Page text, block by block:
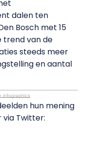
dalen ten
Bosch met 15
trend van de
steeds meer
en aantal
infographics
hun mening
via Twitter: